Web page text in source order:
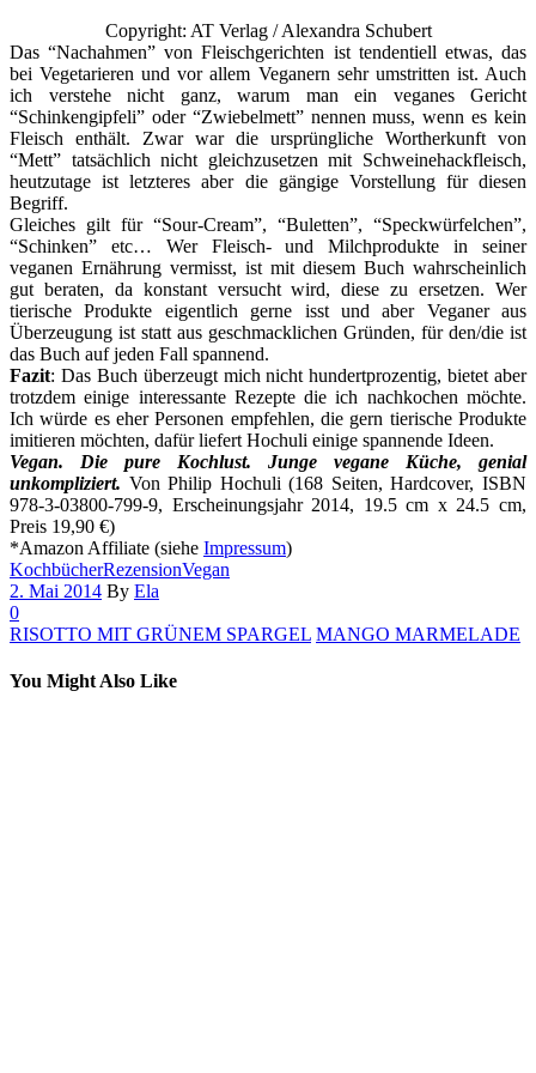
Copyright: AT Verlag / Alexandra Schubert
Das “Nachahmen” von Fleischgerichten ist tendentiell etwas, das
bei Vegetarieren und vor allem Veganern sehr umstritten ist. Auch
ich verstehe nicht ganz, warum man ein veganes Gericht
“Schinkengipfeli” oder “Zwiebelmett” nennen muss, wenn es kein
Fleisch enthält. Zwar war die ursprüngliche Wortherkunft von
“Mett” tatsächlich nicht gleichzusetzen mit Schweinehackfleisch,
heutzutage ist letzteres aber die gängige Vorstellung für diesen
Begriff.
Gleiches gilt für “Sour-Cream”, “Buletten”, “Speckwürfelchen”,
“Schinken” etc… Wer Fleisch- und Milchprodukte in seiner
veganen Ernährung vermisst, ist mit diesem Buch wahrscheinlich
gut beraten, da konstant versucht wird, diese zu ersetzen. Wer
tierische Produkte eigentlich gerne isst und aber Veganer aus
Überzeugung ist statt aus geschmacklichen Gründen, für den/die ist
das Buch auf jeden Fall spannend.
Fazit: Das Buch überzeugt mich nicht hundertprozentig, bietet aber
trotzdem einige interessante Rezepte die ich nachkochen möchte.
Ich würde es eher Personen empfehlen, die gern tierische Produkte
imitieren möchten, dafür liefert Hochuli einige spannende Ideen.
Vegan. Die pure Kochlust. Junge vegane Küche, genial
unkompliziert. Von Philip Hochuli (168 Seiten, Hardcover, ISBN
978-3-03800-799-9, Erscheinungsjahr 2014, 19.5 cm x 24.5 cm,
Preis 19,90 €)
*Amazon Affiliate (siehe Impressum)
KochbücherRezensionVegan
2. Mai 2014 By Ela
0
RISOTTO MIT GRÜNEM SPARGEL MANGO MARMELADE
You Might Also Like